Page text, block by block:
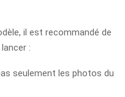
il est recommandé de
:
seulement les photos du